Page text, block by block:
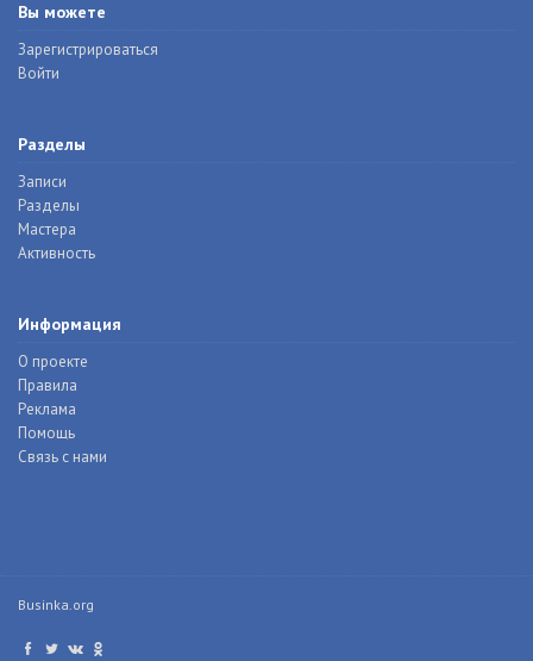
Вы можете
Зарегистрироваться
Войти
Разделы
Записи
Разделы
Мастера
Активность
Информация
О проекте
Правила
Реклама
Помощь
Связь с нами
Businka.org